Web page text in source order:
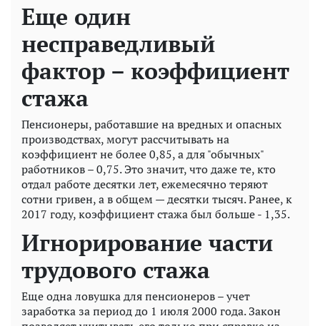
Еще один
несправедливый
фактор – коэффициент
стажа
Пенсионеры, работавшие на вредных и опасных
производствах, могут рассчитывать на
коэффициент не более 0,85, а для "обычных"
работников – 0,75. Это значит, что даже те, кто
отдал работе десятки лет, ежемесячно теряют
сотни гривен, а в общем — десятки тысяч. Ранее, к
2017 году, коэффициент стажа был больше - 1,35.
Игнорирование части
трудового стажа
Еще одна ловушка для пенсионеров – учет
заработка за период до 1 июля 2000 года. Закон